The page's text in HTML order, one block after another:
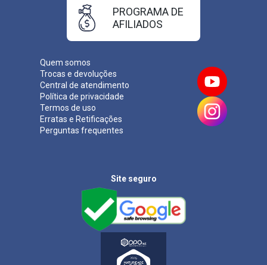
Quem somos
Trocas e devoluções
Central de atendimento
Política de privacidade
Termos de uso
Erratas e Retificações
Perguntas frequentes
PROGRAMA DE
AFILIADOS
Site seguro